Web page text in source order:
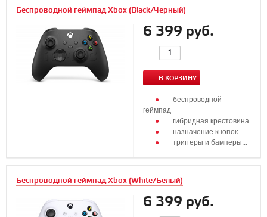
Беспроводной геймпад Xbox (Black/Черный)
6 399 руб.
В КОРЗИНУ
беспроводной
геймпад
гибридная крестовина
назначение кнопок
триггеры и бамперы...
Беспроводной геймпад Xbox (White/Белый)
6 399 руб.